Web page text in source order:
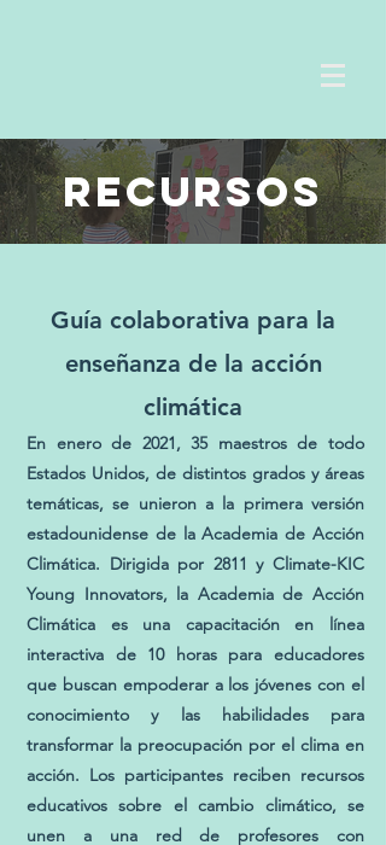
recursos
En enero de 2021, 35 maestros de todo
Estados Unidos, de distintos grados y áreas
temáticas, se unieron a la primera versión
estadounidense de la Academia de Acción
Climática. Dirigida por 2811 y Climate-KIC
Young Innovators, la Academia de Acción
Climática es una capacitación en línea
interactiva de 10 horas para educadores
que buscan empoderar a los jóvenes con el
conocimiento y las habilidades para
transformar la preocupación por el clima en
acción. Los participantes reciben recursos
educativos sobre el cambio climático, se
unen a una red de profesores con
Guía colaborativa para la
enseñanza de la acción
climática